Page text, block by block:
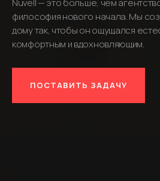
Nuvell — это больше, чем
философия нового начала. Мы
дому так, чтобы он ощущался
комфортным и вдохновляющим.
ПОСТАВИТЬ ЗАДАЧУ